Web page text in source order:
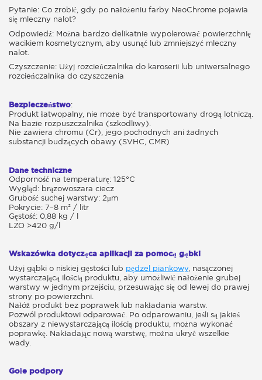
Pytanie: Co zrobić, gdy po nałożeniu farby NeoChrome pojawia
się mleczny nalot?
Odpowiedź: Można bardzo delikatnie wypolerować powierzchnię
wacikiem kosmetycznym, aby usunąć lub zmniejszyć mleczny
nalot.
Czyszczenie: Użyj rozcieńczalnika do karoserii lub uniwersalnego
rozcieńczalnika do czyszczenia
Bezpieczeństwo:
Produkt łatwopalny, nie może być transportowany drogą lotniczą.
Na bazie rozpuszczalnika (szkodliwy).
Nie zawiera chromu (Cr), jego pochodnych ani żadnych
substancji budzących obawy (SVHC, CMR)
Dane techniczne
Odporność na temperaturę: 125°C
Wygląd: brązowoszara ciecz
Grubość suchej warstwy: 2μm
Pokrycie: 7–8 m² / litr
Gęstość: 0,88 kg / l
LZO >420 g/l
Wskazówka dotycząca aplikacji za pomocą gąbki
Użyj gąbki o niskiej gęstości lub pędzel piankowy , nasączonej
wystarczającą ilością produktu, aby umożliwić nałożenie grubej
warstwy w jednym przejściu, przesuwając się od lewej do prawej
strony po powierzchni.
Nałóż produkt bez poprawek lub nakładania warstw.
Pozwól produktowi odparować. Po odparowaniu, jeśli są jakieś
obszary z niewystarczającą ilością produktu, można wykonać
poprawkę. Nakładając nową warstwę, można ukryć wszelkie
wady.
Gołe podpory